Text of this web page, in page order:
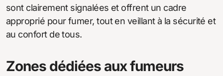
sont clairement signalées et offrent un cadre
approprié pour fumer, tout en veillant à la sécurité et
au confort de tous.
Zones dédiées aux fumeurs